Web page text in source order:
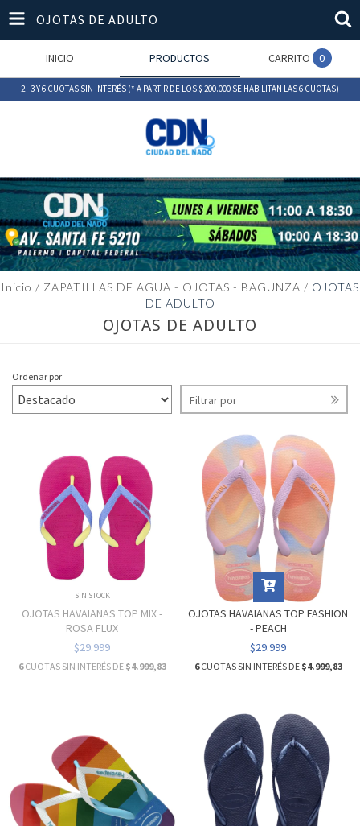
OJOTAS DE ADULTO
INICIO PRODUCTOS CARRITO 0
2 - 3 Y 6 CUOTAS SIN INTERÉS (* A PARTIR DE LOS $ 200.000 SE HABILITAN LAS 6 CUOTAS)
Inicio / ZAPATILLAS DE AGUA - OJOTAS - BAGUNZA / OJOTAS
DE ADULTO
OJOTAS DE ADULTO
Ordenar por
Filtrar por
SIN STOCK
OJOTAS HAVAIANAS TOP MIX -
ROSA FLUX
$29.999
6CUOTAS SIN INTERÉS DE $4.999,83
OJOTAS HAVAIANAS TOP FASHION
- PEACH
$29.999
6CUOTAS SIN INTERÉS DE $4.999,83